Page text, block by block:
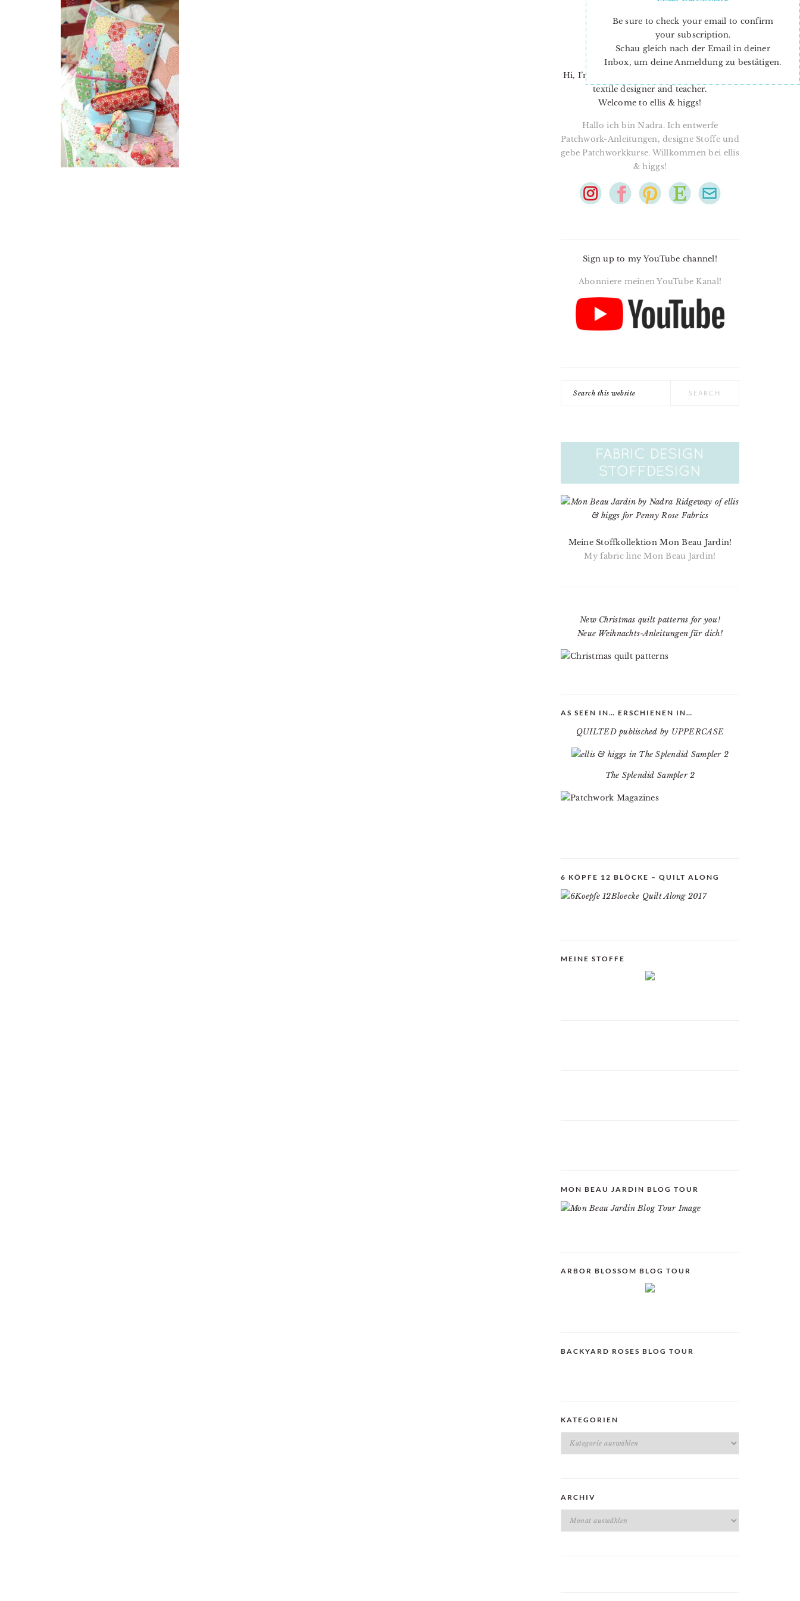
Hi, I’m Nadra. I’m a quilt pattern designer,
textile designer and teacher.
Welcome to ellis & higgs!
Hallo ich bin Nadra. Ich entwerfe
Patchwork-Anleitungen, designe Stoffe und
gebe Patchworkkurse. Willkommen bei ellis
& higgs!
Sign up to my YouTube channel!
Abonniere meinen YouTube Kanal!
Meine Stoffkollektion Mon Beau Jardin!
My fabric line Mon Beau Jardin!
New Christmas quilt patterns for you!
Neue Weihnachts-Anleitungen für dich!
AS SEEN IN… ERSCHIENEN IN…
QUILTED publisched by UPPERCASE
The Splendid Sampler 2
6 KÖPFE 12 BLÖCKE – QUILT ALONG
MEINE STOFFE
MON BEAU JARDIN BLOG TOUR
ARBOR BLOSSOM BLOG TOUR
BACKYARD ROSES BLOG TOUR
KATEGORIEN
Kategorien
ARCHIV
Archiv
Be sure to check your email to confirm
your subscription.
Schau gleich nach der Email in deiner
Inbox, um deine Anmeldung zu bestätigen.